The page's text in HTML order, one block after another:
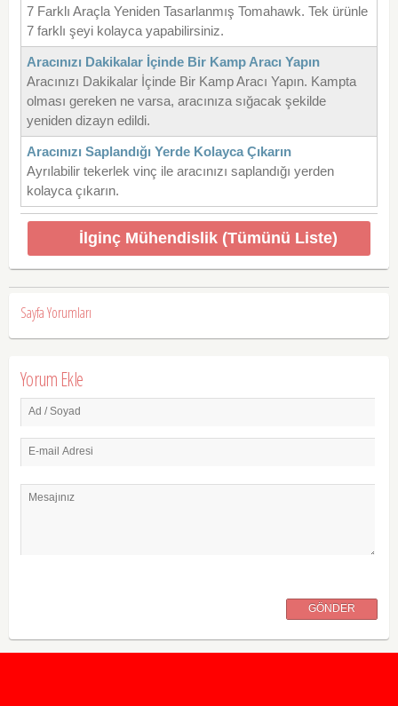
7 Farklı Araçla Yeniden Tasarlanmış Tomahawk. Tek ürünle
7 farklı şeyi kolayca yapabilirsiniz.
Aracınızı Dakikalar İçinde Bir Kamp Aracı Yapın
Aracınızı Dakikalar İçinde Bir Kamp Aracı Yapın. Kampta
olması gereken ne varsa, aracınıza sığacak şekilde
yeniden dizayn edildi.
Aracınızı Saplandığı Yerde Kolayca Çıkarın
Ayrılabilir tekerlek vinç ile aracınızı saplandığı yerden
kolayca çıkarın.
İlginç Mühendislik (Tümünü Liste)
Sayfa Yorumları
Yorum Ekle
Ad / Soyad
E-mail Adresi
Mesajınız
GÖNDER